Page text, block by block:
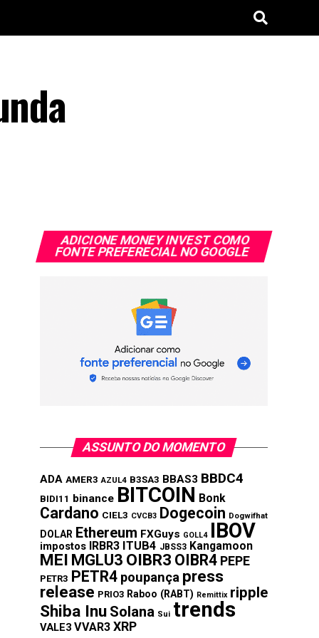
ADICIONE MONEY INVEST COMO
FONTE PREFERECIAL NO GOOGLE
ASSUNTO DO MOMENTO
ADA AMER3 AZUL4 B3SA3 BBAS3 BBDC4
BIDI11 binance BITCOIN Bonk
Cardano CIEL3 CVCB3 Dogecoin Dogwifhat
DOLAR Ethereum FXGuys GOLL4 IBOV
impostos IRBR3 ITUB4 JBSS3 Kangamoon
MEI MGLU3 OIBR3 OIBR4 PEPE
PETR3 PETR4 poupança press
release PRIO3 Raboo (RABT) Remittix ripple
Shiba Inu Solana Sui trends
VALE3 VVAR3 XRP